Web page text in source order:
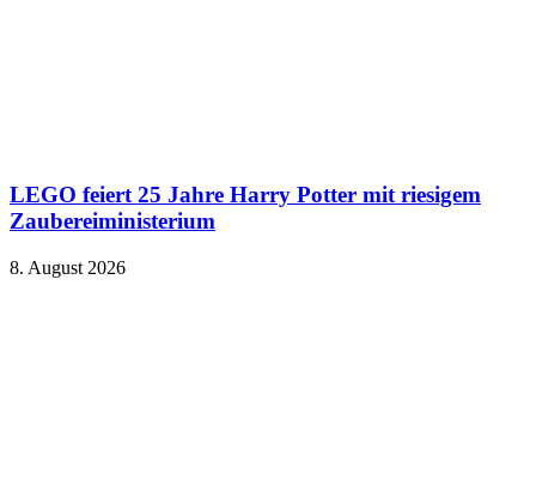
LEGO feiert 25 Jahre Harry Potter mit riesigem
Zaubereiministerium
8. August 2026